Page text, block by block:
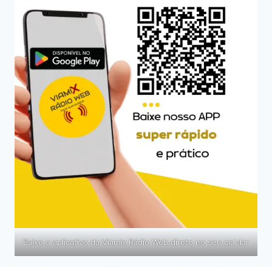
Baixe o aplicativo da Viamix Rádio Web direto no seu celular